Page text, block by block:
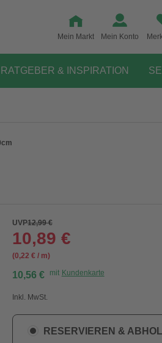
Mein Markt Mein Konto
RATGEBER & INSPIRATION
UVP12,99 €
10,89 €
(0,22 € / m)
10,56 € mit Kundenkarte
Inkl. MwSt.
RESERVIEREN &